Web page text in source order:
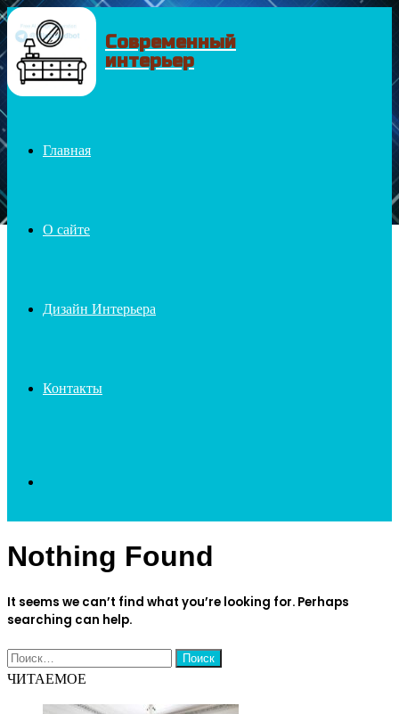
Menu
Современный
интерьер
Главная
О сайте
Дизайн Интерьера
Контакты
for
Nothing Found
It seems we can’t find what you’re looking for. Perhaps
searching can help.
Найти:
ЧИТАЕМОЕ